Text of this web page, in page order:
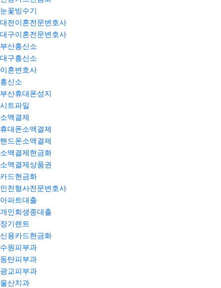
눈꽃빙수기
대전이혼전문변호사
대구이혼전문변호사
부산흥신소
대구흥신소
이혼변호사
흥신소
부산휴대폰성지
시트파일
소액결제
휴대폰소액결제
핸드폰소액결제
소액결제현금화
소액결제상품권
카드현금화
인천형사전문변호사
아파트대출
개인회생중대출
장기렌트
신용카드현금화
수원피부과
동탄피부과
광교피부과
울산치과